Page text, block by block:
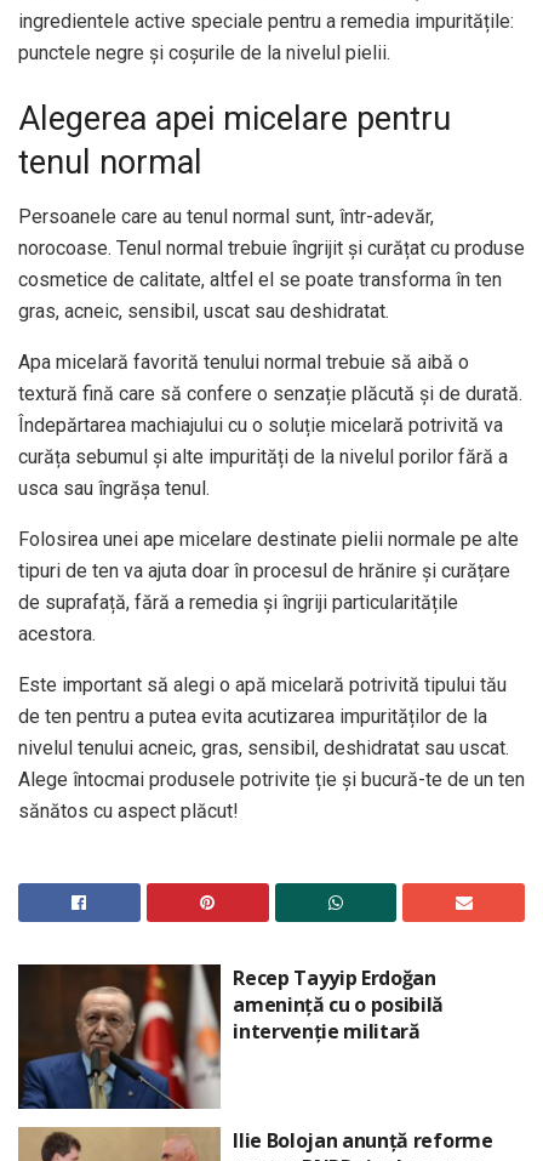
ingredientele active speciale pentru a remedia impuritățile:
punctele negre și coșurile de la nivelul pielii.
Alegerea apei micelare pentru
tenul normal
Persoanele care au tenul normal sunt, într-adevăr,
norocoase. Tenul normal trebuie îngrijit și curățat cu produse
cosmetice de calitate, altfel el se poate transforma în ten
gras, acneic, sensibil, uscat sau deshidratat.
Apa micelară favorită tenului normal trebuie să aibă o
textură fină care să confere o senzație plăcută și de durată.
Îndepărtarea machiajului cu o soluție micelară potrivită va
curăța sebumul și alte impurități de la nivelul porilor fără a
usca sau îngrășa tenul.
Folosirea unei ape micelare destinate pielii normale pe alte
tipuri de ten va ajuta doar în procesul de hrănire și curățare
de suprafață, fără a remedia și îngriji particularitățile
acestora.
Este important să alegi o apă micelară potrivită tipului tău
de ten pentru a putea evita acutizarea impurităților de la
nivelul tenului acneic, gras, sensibil, deshidratat sau uscat.
Alege întocmai produsele potrivite ție și bucură-te de un ten
sănătos cu aspect plăcut!
Recep Tayyip Erdoğan
amenință cu o posibilă
intervenție militară
Ilie Bolojan anunță reforme